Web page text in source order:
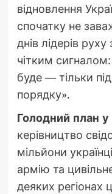
відновлення
спочатку не
днів лідерів
чітким сигналом:
буде — тільки
порядку».
Голодний план у
керівництво
мільйони
армію та
деяких регіонах